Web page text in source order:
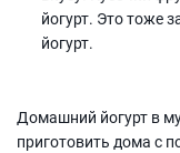
йогурт. Это тоже
йогурт.
Домашний йогурт в
приготовить дома с